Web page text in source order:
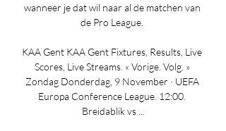
wanneer je dat wil naar al de matchen van
de Pro League.
KAA Gent KAA Gent Fixtures, Results, Live
Scores, Live Streams. « Vorige. Volg. »
Zondag Donderdag, 9 November · UEFA
Europa Conference League. 12:00.
Breidablik vs ...